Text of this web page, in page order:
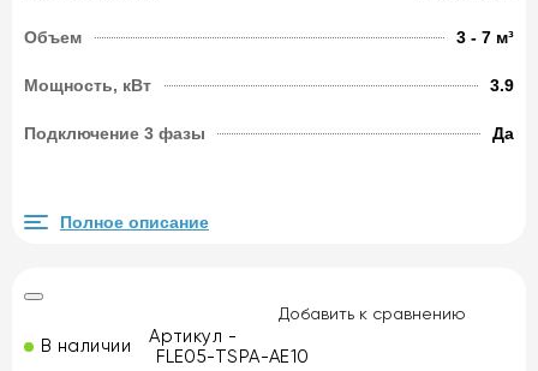
Объем 3 - 7 м³
Мощность, кВт 3.9
Подключение 3 фазы Да
Полное описание
Добавить к сравнению
В наличии
Артикул -
FLE05-TSPA-AE10